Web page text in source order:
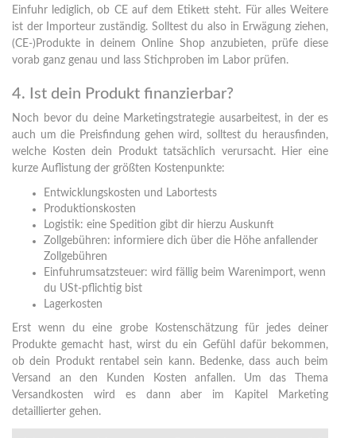
Einfuhr lediglich, ob CE auf dem Etikett steht. Für alles Weitere
ist der Importeur zuständig. Solltest du also in Erwägung ziehen,
(CE-)Produkte in deinem Online Shop anzubieten, prüfe diese
vorab ganz genau und lass Stichproben im Labor prüfen.
4. Ist dein Produkt finanzierbar?
Noch bevor du deine Marketingstrategie ausarbeitest, in der es
auch um die Preisfindung gehen wird, solltest du herausfinden,
welche Kosten dein Produkt tatsächlich verursacht. Hier eine
kurze Auflistung der größten Kostenpunkte:
Entwicklungskosten und Labortests
Produktionskosten
Logistik: eine Spedition gibt dir hierzu Auskunft
Zollgebühren: informiere dich über die Höhe anfallender
Zollgebühren
Einfuhrumsatzsteuer: wird fällig beim Warenimport, wenn
du USt-pflichtig bist
Lagerkosten
Erst wenn du eine grobe Kostenschätzung für jedes deiner
Produkte gemacht hast, wirst du ein Gefühl dafür bekommen,
ob dein Produkt rentabel sein kann. Bedenke, dass auch beim
Versand an den Kunden Kosten anfallen. Um das Thema
Versandkosten wird es dann aber im Kapitel Marketing
detaillierter gehen.